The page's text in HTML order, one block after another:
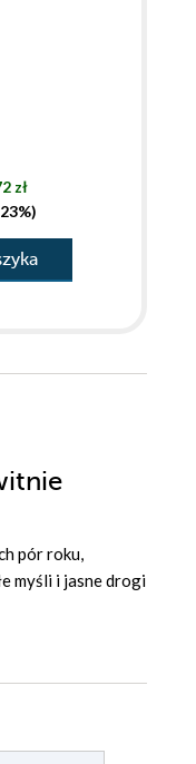
zł
pór roku,
myśli i jasne drogi